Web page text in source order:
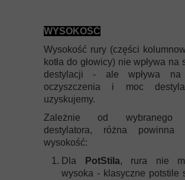
WYSOKOŚĆ
Wysokość rury (części
kotła do głowicy) nie wpływa na
destylacji - ale wpływa na
oczyszczenia i moc
uzyskujemy.
Zależnie od wybranego
destylatora, różna
wysokość:
Dla
PotStila, rura nie
wysoka - klasyczne potstile